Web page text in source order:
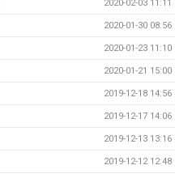
2020-02-03 11:11
2020-01-30 08:56
2020-01-23 11:10
2020-01-21 15:00
2019-12-18 14:56
2019-12-17 14:06
2019-12-13 13:16
2019-12-12 12:48